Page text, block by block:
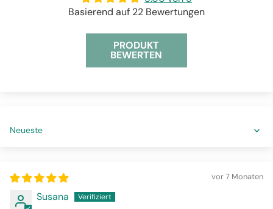
Basierend auf 22 Bewertungen
PRODUKT
BEWERTEN
Sort by
vor 7 Monaten
Susana